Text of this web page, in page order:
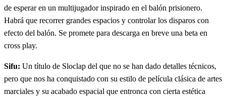
de esperar en un multijugador inspirado en el balón prisionero.
Habrá que recorrer grandes espacios y controlar los disparos con
efecto del balón. Se promete para descarga en breve una beta en
cross play.
Sifu: Un título de Sloclap del que no se han dado detalles técnicos,
pero que nos ha conquistado con su estilo de película clásica de artes
marciales y su acabado espacial que entronca con cierta estética